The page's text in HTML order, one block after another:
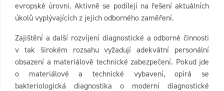
evropské úrovni. Aktivně se podílejí na řešení aktuálních
úkolů vyplývajících z jejich odborného zaměření.
Zajištění a další rozvíjení diagnostické a odborné činnosti
v tak širokém rozsahu vyžadují adekvátní personální
obsazení a materiálově technické zabezpečení. Pokud jde
o materiálové a technické vybavení, opírá se
bakteriologická diagnostika o moderní diagnostické